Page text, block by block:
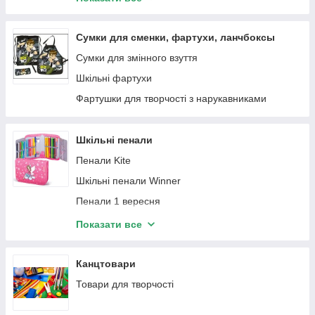
Сумки для сменки, фартухи, ланчбоксы
Сумки для змінного взуття
Шкільні фартухи
Фартушки для творчості з нарукавниками
Шкільні пенали
Пенали Kite
Шкільні пенали Winner
Пенали 1 вересня
Пенали Smile
Показати все
Канцтовари
Товари для творчості